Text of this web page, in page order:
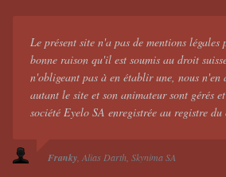
Le présent site n'a pas de mentions
bonne raison qu'il est soumis au droit
n'obligeant pas à en établir une, nous n'en
autant le site et son animateur sont gérés
société Eyelo SA enregistrée au registre du
Franky Alias Darth Skynima SA